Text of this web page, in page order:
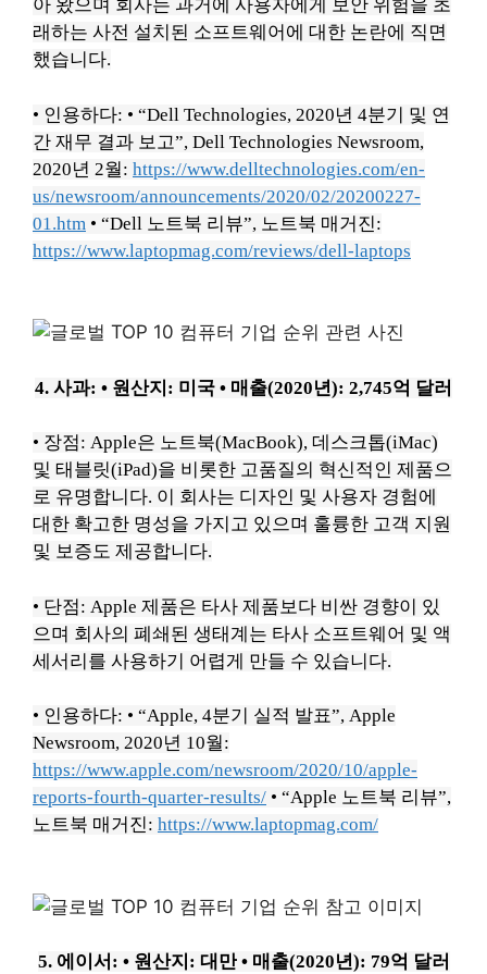
아 왔으며 회사는 과거에 사용자에게 보안 위험을 초
래하는 사전 설치된 소프트웨어에 대한 논란에 직면
했습니다.
• 인용하다: • “Dell Technologies, 2020년 4분기 및 연
간 재무 결과 보고”, Dell Technologies Newsroom,
2020년 2월: https://www.delltechnologies.com/en-
us/newsroom/announcements/2020/02/20200227-
01.htm • “Dell 노트북 리뷰”, 노트북 매거진:
https://www.laptopmag.com/reviews/dell-laptops
4. 사과: • 원산지: 미국 • 매출(2020년): 2,745억 달러
• 장점: Apple은 노트북(MacBook), 데스크톱(iMac)
및 태블릿(iPad)을 비롯한 고품질의 혁신적인 제품으
로 유명합니다. 이 회사는 디자인 및 사용자 경험에
대한 확고한 명성을 가지고 있으며 훌륭한 고객 지원
및 보증도 제공합니다.
• 단점: Apple 제품은 타사 제품보다 비싼 경향이 있
으며 회사의 폐쇄된 생태계는 타사 소프트웨어 및 액
세서리를 사용하기 어렵게 만들 수 있습니다.
• 인용하다: • “Apple, 4분기 실적 발표”, Apple
Newsroom, 2020년 10월:
https://www.apple.com/newsroom/2020/10/apple-
reports-fourth-quarter-results/ • “Apple 노트북 리뷰”,
노트북 매거진: https://www.laptopmag.com/
5. 에이서: • 원산지: 대만 • 매출(2020년): 79억 달러